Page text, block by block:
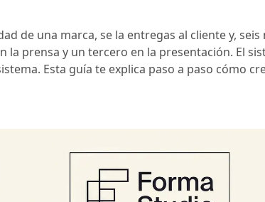
de una marca, se la entregas al cliente y,
la prensa y un tercero en la presentación. El
Esta guía te explica paso a paso cómo